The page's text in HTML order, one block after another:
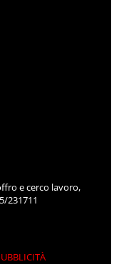
e cerco lavoro,
231711